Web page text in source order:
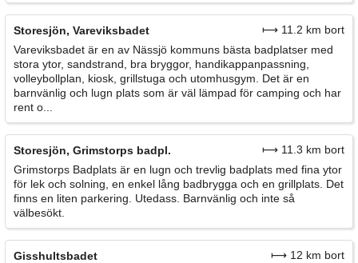
Storesjön, Vareviksbadet
⟼ 11.2 km bort
Vareviksbadet är en av Nässjö kommuns bästa badplatser med
stora ytor, sandstrand, bra bryggor, handikappanpassning,
volleybollplan, kiosk, grillstuga och utomhusgym. Det är en
barnvänlig och lugn plats som är väl lämpad för camping och har
rent o...
Storesjön, Grimstorps badpl.
⟼ 11.3 km bort
Grimstorps Badplats är en lugn och trevlig badplats med fina ytor
för lek och solning, en enkel lång badbrygga och en grillplats. Det
finns en liten parkering. Utedass. Barnvänlig och inte så
välbesökt.
Gisshultsbadet
⟼ 12 km bort